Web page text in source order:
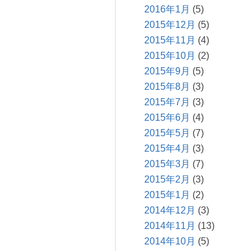
2016年1月 (5)
2015年12月 (5)
2015年11月 (4)
2015年10月 (2)
2015年9月 (5)
2015年8月 (3)
2015年7月 (3)
2015年6月 (4)
2015年5月 (7)
2015年4月 (3)
2015年3月 (7)
2015年2月 (3)
2015年1月 (2)
2014年12月 (3)
2014年11月 (13)
2014年10月 (5)